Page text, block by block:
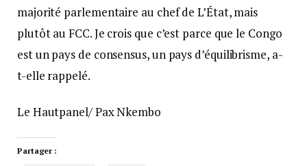
majorité parlementaire au chef de L’État, mais
plutôt au FCC. Je crois que c’est parce que le Congo
est un pays de consensus, un pays d’équilibrisme, a-
t-elle rappelé.
Le Hautpanel/ Pax Nkembo
Partager :